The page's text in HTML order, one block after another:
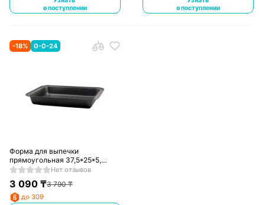
о поступлении
о поступлении
-18% 0-0-24
Форма для выпечки
прямоугольная 37,5*25*5,
390133
Нет отзывов
3 090₸3 790₸
до 309